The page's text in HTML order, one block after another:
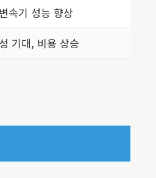
속기 성능 향상
기대, 비용 상승